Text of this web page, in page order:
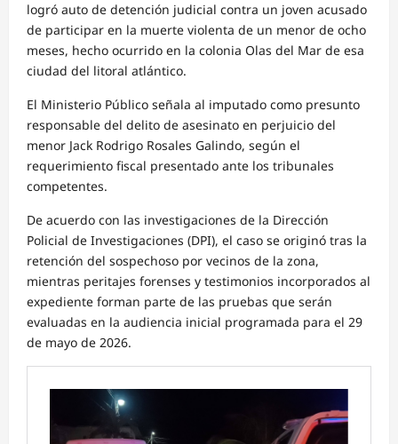
logró auto de detención judicial contra un joven acusado
de participar en la muerte violenta de un menor de ocho
meses, hecho ocurrido en la colonia Olas del Mar de esa
ciudad del litoral atlántico.
El Ministerio Público señala al imputado como presunto
responsable del delito de asesinato en perjuicio del
menor Jack Rodrigo Rosales Galindo, según el
requerimiento fiscal presentado ante los tribunales
competentes.
De acuerdo con las investigaciones de la Dirección
Policial de Investigaciones (DPI), el caso se originó tras la
retención del sospechoso por vecinos de la zona,
mientras peritajes forenses y testimonios incorporados al
expediente forman parte de las pruebas que serán
evaluadas en la audiencia inicial programada para el 29
de mayo de 2026.